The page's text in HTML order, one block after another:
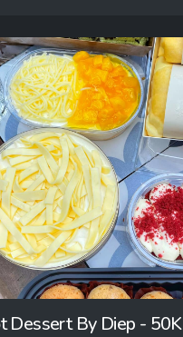
Dessert By Diep - 50K